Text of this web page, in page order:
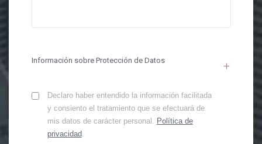
Información sobre Protección de Datos
Declaro haber entendido la información facilitada
y consiento el tratamiento que se efectuará de
mis datos de carácter personal. Política de
privacidad.